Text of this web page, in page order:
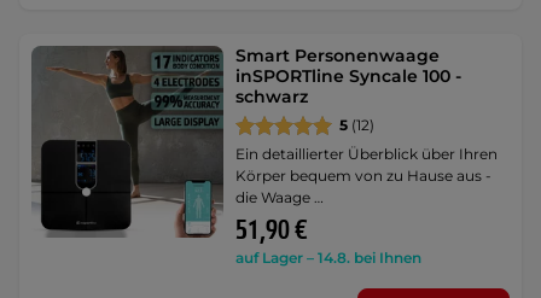
Smart Personenwaage
inSPORTline Syncale 100 -
schwarz
5 (12)
Ein detaillierter Überblick über Ihren
Körper bequem von zu Hause aus -
die Waage …
51,90 €
auf Lager – 14.8. bei Ihnen